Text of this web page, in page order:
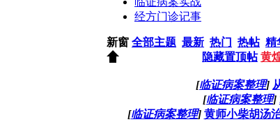
经方门诊记事
新窗 全部主题 最新 热门 热帖 精
隐藏置顶帖 黄
[临证病案整理]
[临证病案整理]
[临证病案整理] 黄师小柴胡汤